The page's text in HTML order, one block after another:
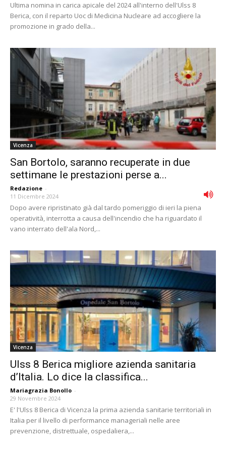
Ultima nomina in carica apicale del 2024 all'interno dell'Ulss 8
Berica, con il reparto Uoc di Medicina Nucleare ad accogliere la
promozione in grado della...
Vicenza
San Bortolo, saranno recuperate in due
settimane le prestazioni perse a...
Redazione -
11 Dicembre 2024
Dopo avere ripristinato già dal tardo pomeriggio di ieri la piena
operatività, interrotta a causa dell'incendio che ha riguardato il
vano interrato dell'ala Nord,...
Vicenza
Ulss 8 Berica migliore azienda sanitaria
d’Italia. Lo dice la classifica...
Mariagrazia Bonollo -
29 Novembre 2024
E' l'Ulss 8 Berica di Vicenza la prima azienda sanitarie territoriali in
Italia per il livello di performance manageriali nelle aree
prevenzione, distrettuale, ospedaliera,...